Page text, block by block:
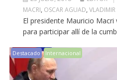
MACRI, OSCAR AGUAD,
El presidente Mauricio
para participar allí de la
Destacado Internacional